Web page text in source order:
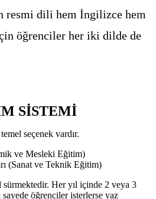
resmi dili hem İngilizce hem
öğrenciler her iki dilde de
SİSTEMİ
seçenek vardır.
ve Mesleki Eğitim)
(Sanat ve Teknik Eğitim)
Her yıl içinde 2 veya 3
öğrenciler isterlerse yaz